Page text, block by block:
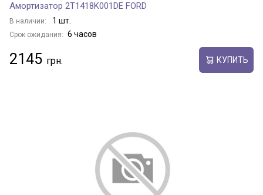
Амортизатор 2T1418K001DE FORD
В наличии: 1 шт.
Срок ожидания: 6 часов
2145 КУПИТЬ